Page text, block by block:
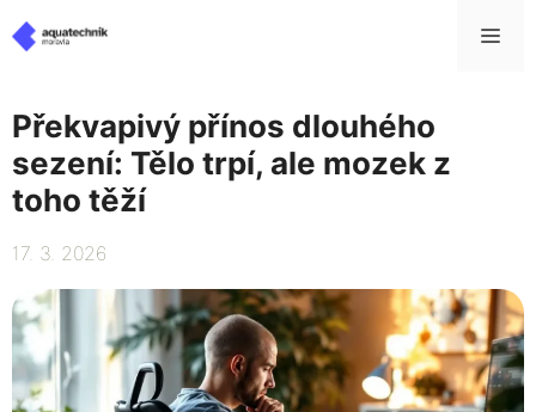
na
Překvapivý přínos dlouhého
sezení: Tělo trpí, ale mozek z
toho těží
17. 3. 2026